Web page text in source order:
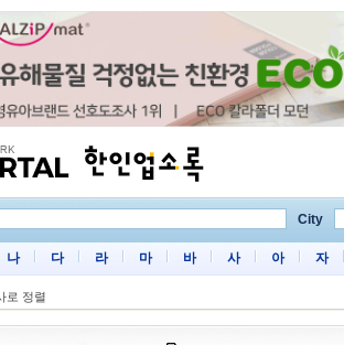
City
나 다 라 마 바 사 아 자
로 정렬